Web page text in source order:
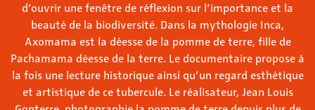
d’ouvrir une fenêtre de réflexion sur l’importance et la
beauté de la biodiversité. Dans la mythologie Inca,
Axomama est la déesse de la pomme de terre, fille de
Pachamama déesse de la terre. Le documentaire propose à
la fois une lecture historique ainsi qu’un regard esthétique
et artistique de ce tubercule. Le réalisateur, Jean Louis